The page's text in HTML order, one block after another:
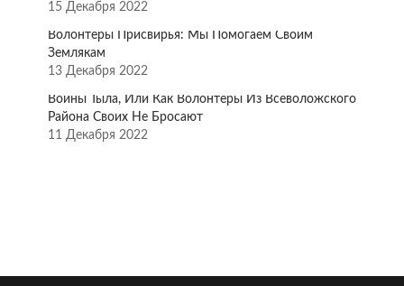
15 Декабря 2022
Волонтёры Присвирья: Мы Помогаем Своим
Землякам
13 Декабря 2022
Воины Тыла, Или Как Волонтёры Из Всеволожского
Района Своих Не Бросают
11 Декабря 2022